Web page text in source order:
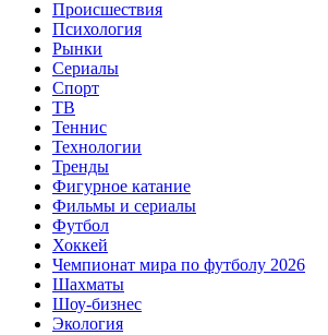
Происшествия
Психология
Рынки
Сериалы
Спорт
ТВ
Теннис
Технологии
Тренды
Фигурное катание
Фильмы и сериалы
Футбол
Хоккей
Чемпионат мира по футболу 2026
Шахматы
Шоу-бизнес
Экология